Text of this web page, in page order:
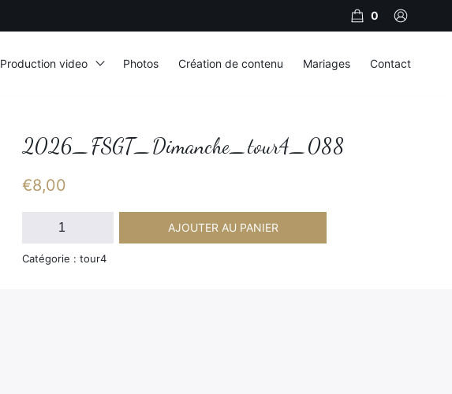
2026_FSGT_Dimanche_tour4_088
€8,00
quantité
2026_FSGT_Dimanche_tour4_088
AJOUTER AU PANIER
Catégorie : tour4
0
Production video Photos Création de contenu Mariages Contact